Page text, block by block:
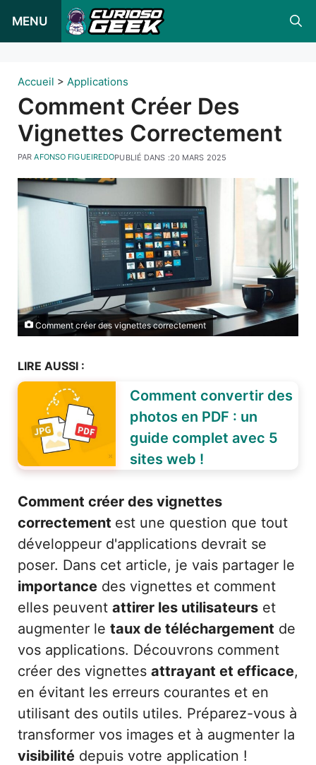
MENU
Accueil > Applications
Comment Créer Des
Vignettes Correctement
PUBLIÉ DANS :20 MARS 2025
PARAFONSO FIGUEIREDO
Comment créer des vignettes correctement
LIRE AUSSI :
Comment convertir des
photos en PDF : un
guide complet avec 5
sites web !
Comment créer des vignettes
correctement est une question que tout
développeur d'applications devrait se
poser. Dans cet article, je vais partager le
importance des vignettes et comment
elles peuvent attirer les utilisateurs et
augmenter le taux de téléchargement de
vos applications. Découvrons comment
créer des vignettes attrayant et efficace,
en évitant les erreurs courantes et en
utilisant des outils utiles. Préparez-vous à
transformer vos images et à augmenter la
visibilité depuis votre application !